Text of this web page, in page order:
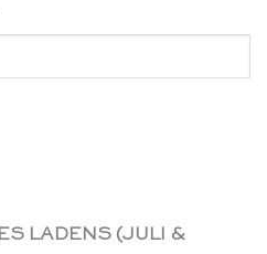
LADENS (JULI &